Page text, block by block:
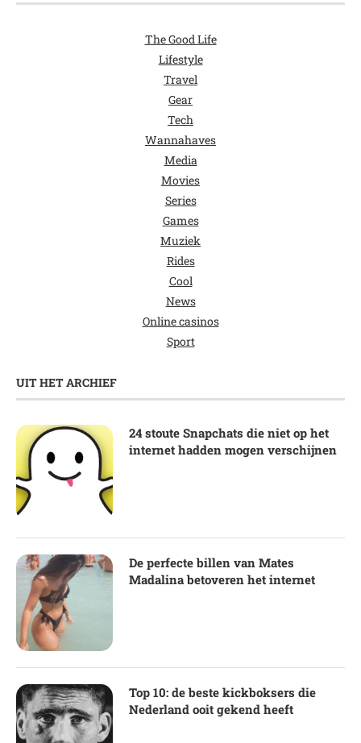
The Good Life
Lifestyle
Travel
Gear
Tech
Wannahaves
Media
Movies
Series
Games
Muziek
Rides
Cool
News
Online casinos
Sport
UIT HET ARCHIEF
24 stoute Snapchats die niet op het
internet hadden mogen verschijnen
De perfecte billen van Mates
Madalina betoveren het internet
Top 10: de beste kickboksers die
Nederland ooit gekend heeft